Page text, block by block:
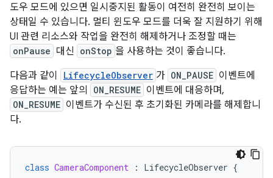
도우 모드에 있으면 일시중지된 활동이 여전히 완전히 보이는
상태일 수 있습니다. 멀티 윈도우 모드를 더욱 잘 지원하기 위해
UI 관련 리소스와 작업을 완전히 해제하거나 조정할 때는
onPause 대신 onStop 을 사용하는 것이 좋습니다.
다음과 같이
LifecycleObserver 가 ON_PAUSE 이벤트에
응답하는 예는 앞의
ON_RESUME 이벤트에 대응하며,
ON_RESUME 이벤트가 수신된 후 초기화된 카메라를 해제합니
다.
class CameraComponent : LifecycleObserver {